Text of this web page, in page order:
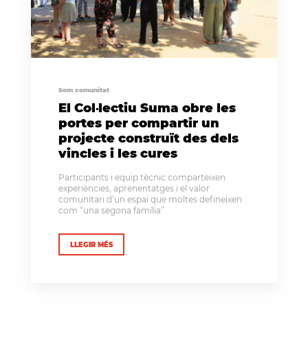
Som comunitat
El Col·lectiu Suma obre les
portes per compartir un
projecte construït des dels
vincles i les cures
Participants i equip tècnic comparteixen
experiències, aprenentatges i el valor
comunitari d’un espai que moltes defineixen
com “una segona família”
LLEGIR MÉS